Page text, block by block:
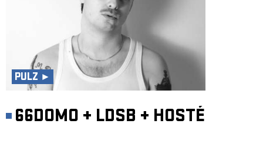
PULZ ►
66DOMO + LDSB + HOSTÉ